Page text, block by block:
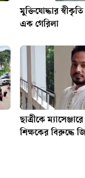
মুক্তিযোদ্ধার
এক গেরিলা
ছাত্রীকে
শিক্ষকের বিরুদ্ধে